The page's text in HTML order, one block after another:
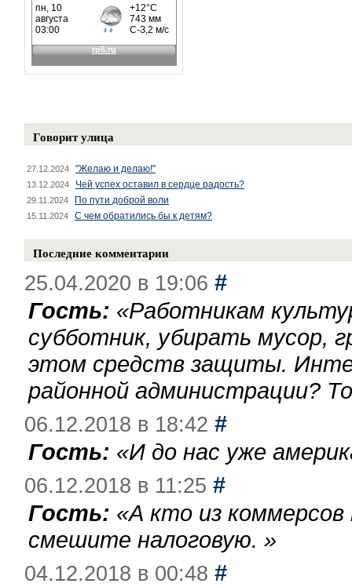
Говорит улица
27.12.2024 "Желаю и делаю!"
13.12.2024 Чей успех оставил в сердце радость?
29.11.2024 По пути доброй воли
15.11.2024 С чем обратились бы к детям?
Последние комментарии
25.04.2020 в 19:06 #
Гость: «Работникам
субботник, убирать мусор,
этом средств защиты.
районной администрации?
06.12.2018 в 18:42 #
Гость: «И до нас уже
06.12.2018 в 11:25 #
Гость: «А кто из
смешите налоговую. »
04.12.2018 в 00:48 #